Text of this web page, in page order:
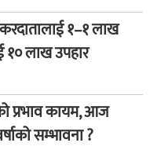
१–१ लाख
लाख उपहार
प्रभाव कायम, आज
सम्भावना ?